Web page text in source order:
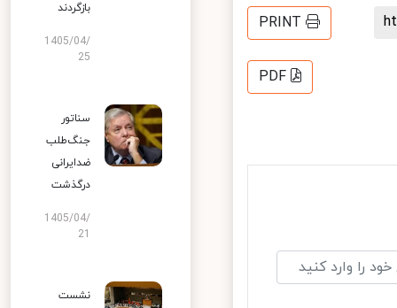
PRINT
PDF
بازگردند
1405/04/
25
سناتور
جنگ‌طلب
ضدایرانی
درگذشت
1405/04/
نشست